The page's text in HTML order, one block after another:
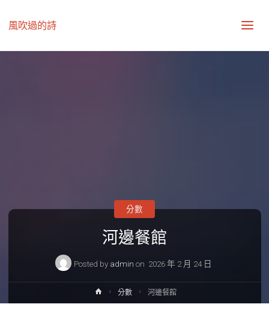
風吹過的詩
河邊餐館
Posted by admin on 2026 年 2 月 24 日
分數
Home分數 河邊餐館